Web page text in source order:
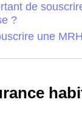
de
?
une